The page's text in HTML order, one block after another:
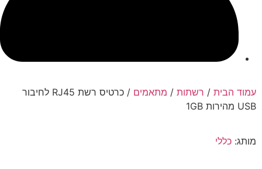
עמוד הבית / רשתות / מתאמים
/ כרטיס רשת RJ45 לחיבור
USB מהירות 1GB
מותג: כללי